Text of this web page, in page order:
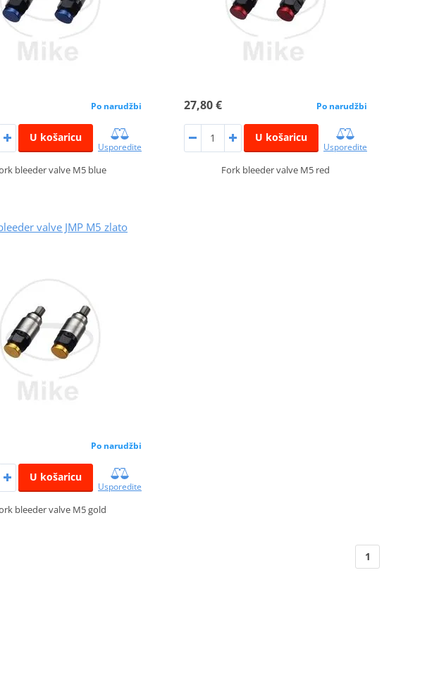
Po narudžbi
U košaricu
Usporedite
bleeder valve M5 blue
27,80 € Po narudžbi
U košaricu
Usporedite
Fork bleeder valve M5 red
valve JMP M5 zlato
Po narudžbi
U košaricu
Usporedite
bleeder valve M5 gold
1